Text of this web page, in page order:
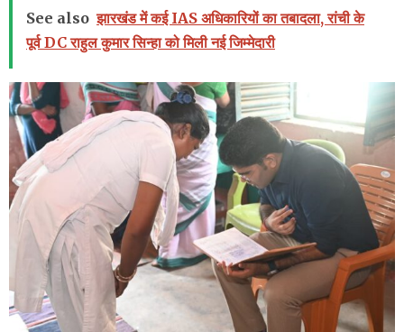
See also झारखंड में कई IAS अधिकारियों का तबादला, रांची के
पूर्व DC राहुल कुमार सिन्हा को मिली नई जिम्मेदारी